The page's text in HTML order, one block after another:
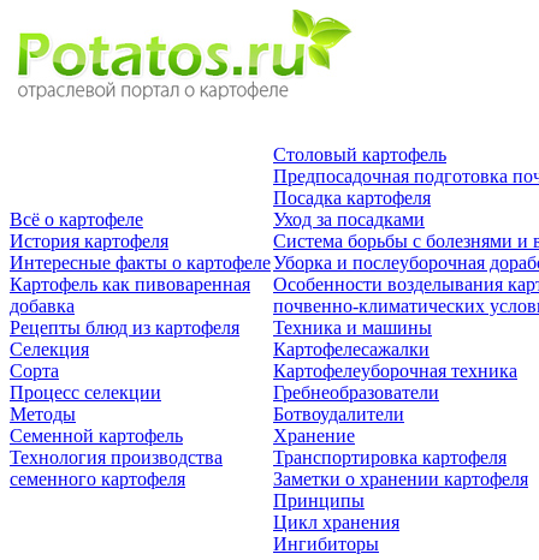
Всё о картофеле
История картофеля
Интересные факты о картофеле
Картофель как пивоваренная
добавка
Рецепты блюд из картофеля
Селекция
Сорта
Процесс селекции
Методы
Семенной картофель
Технология производства
семенного картофеля
Столовый картофель
Предпосадочная подготовка
Посадка картофеля
Уход за посадками
Система борьбы с болезнями и
Уборка и послеуборочная
Особенности возделывания
почвенно-климатических
Техника и машины
Картофелесажалки
Картофелеуборочная техника
Гребнеобразователи
Ботвоудалители
Хранение
Транспортировка картофеля
Заметки о хранении картофеля
Принципы
Цикл хранения
Ингибиторы